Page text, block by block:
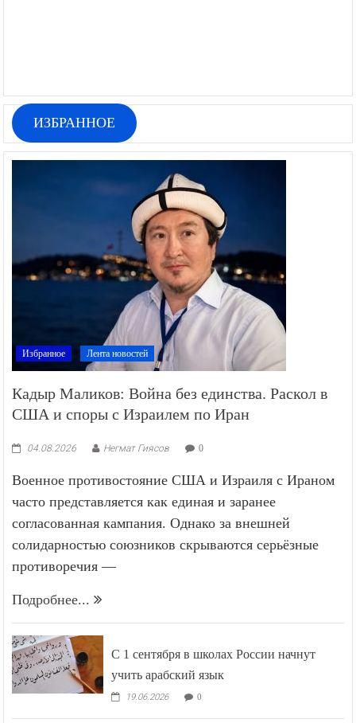
ИЗБРАННОЕ
Избранное Лента новостей
Кадыр Маликов: Война без единства. Раскол в
США и споры с Израилем по Иран
04.08.2026 Негмат Гиясов 0
Военное противостояние США и Израиля с Ираном
часто представляется как единая и заранее
согласованная кампания. Однако за внешней
солидарностью союзников скрываются серьёзные
противоречия —
Подробнее...
С 1 сентября в школах России начнут
учить арабский язык
19.06.2026 0